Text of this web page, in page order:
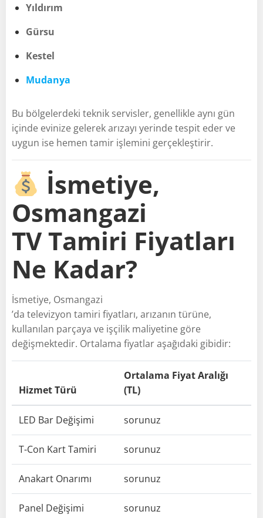
Yıldırım
Gürsu
Kestel
Mudanya
Bu bölgelerdeki teknik servisler, genellikle aynı gün
içinde evinize gelerek arızayı yerinde tespit eder ve
uygun ise hemen tamir işlemini gerçekleştirir.
İsmetiye,
Osmangazi
TV Tamiri Fiyatları
Ne Kadar?
İsmetiye, Osmangazi
’da televizyon tamiri fiyatları, arızanın türüne,
kullanılan parçaya ve işçilik maliyetine göre
değişmektedir. Ortalama fiyatlar aşağıdaki gibidir:
Hizmet Türü
Ortalama Fiyat Aralığı
(TL)
LED Bar Değişimi sorunuz
T-Con Kart Tamiri sorunuz
Anakart Onarımı sorunuz
Panel Değişimi sorunuz